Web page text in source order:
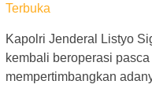
Terbuka
Kapolri Jenderal Listyo
kembali beroperasi
mempertimbangkan